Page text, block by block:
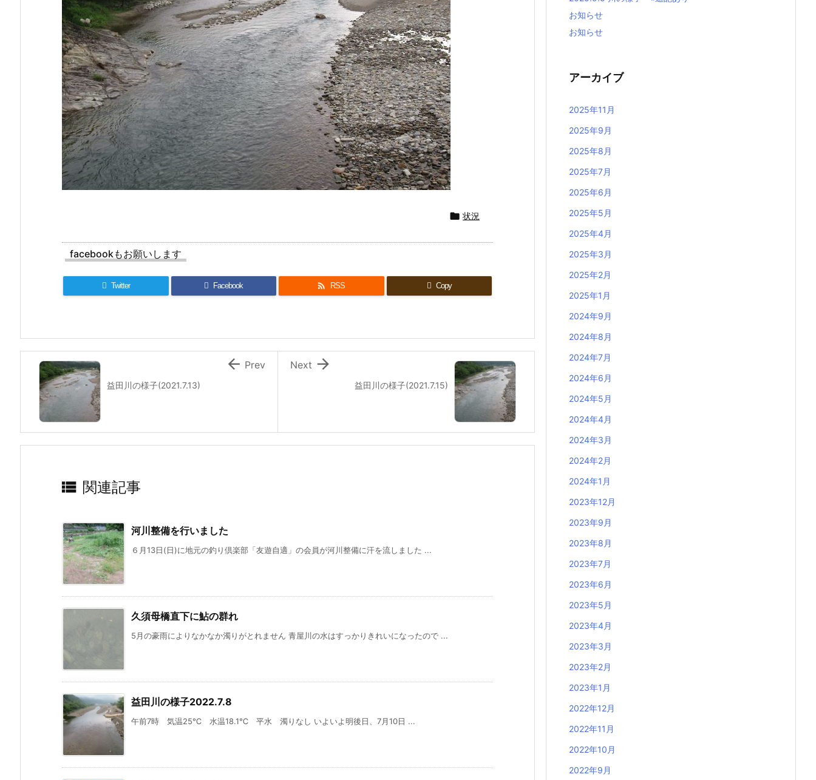
 状況
facebookもお願いします
Twitter Facebook  RSS Copy
益田川の様子(2021.7.15)

Next
益田川の様子(2021.7.13)
 Prev
 関連記事
河川整備を行いました
６月13日(日)に地元の釣り倶楽部「友遊自適」の会員が河川整備に汗を流しました ...
久須母橋直下に鮎の群れ
5月の豪雨によりなかなか濁りがとれません 青屋川の水はすっかりきれいになったので ...
益田川の様子2022.7.8
午前7時 気温25℃ 水温18.1℃ 平水 濁りなし いよいよ明後日、7月10日 ...
お知らせ
お知らせ
アーカイブ
2025年11月
2025年9月
2025年8月
2025年7月
2025年6月
2025年5月
2025年4月
2025年3月
2025年2月
2025年1月
2024年9月
2024年8月
2024年7月
2024年6月
2024年5月
2024年4月
2024年3月
2024年2月
2024年1月
2023年12月
2023年9月
2023年8月
2023年7月
2023年6月
2023年5月
2023年4月
2023年3月
2023年2月
2023年1月
2022年12月
2022年11月
2022年10月
2022年9月